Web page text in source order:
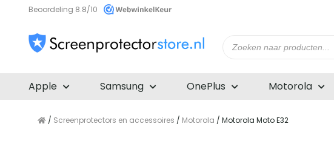
Beoordeling 8.8/10
zoeken
Apple Samsung OnePlus Motorola
/ Screenprotectors en accessoires / Motorola / Motorola Moto E32